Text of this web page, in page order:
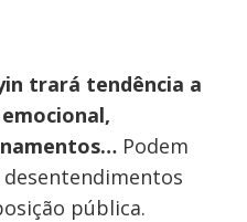
trará tendência a
Podem
pública.